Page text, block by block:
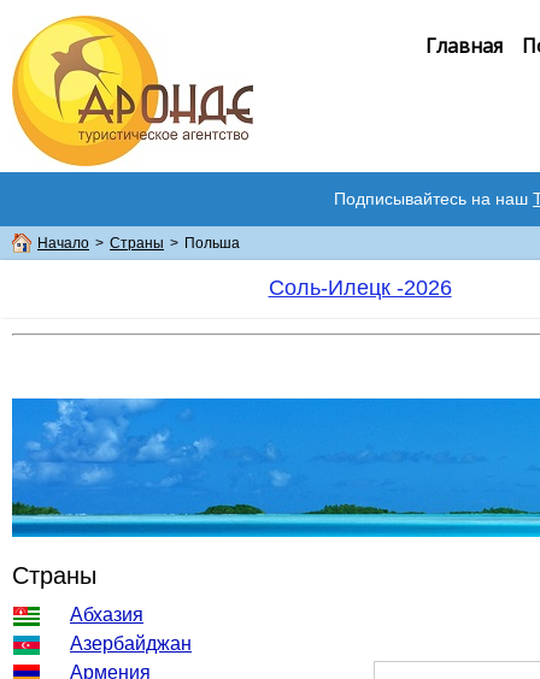
Главная
Подписывайтесь на наш
Начало > Страны > Польша
Соль-Илецк -2026
Страны
Абхазия
Азербайджан
Армения